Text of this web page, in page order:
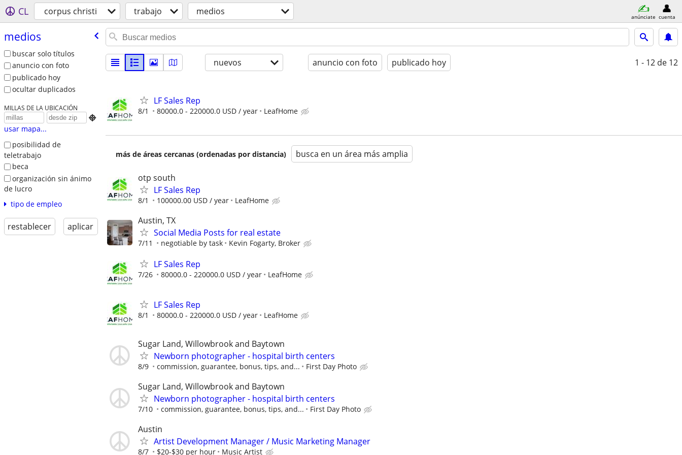
CL corpus christi trabajo medios anúnciate cuenta
medios
buscar solo títulos
anuncio con foto
publicado hoy
ocultar duplicados
MILLAS DE LA UBICACIÓN

usar mapa...
posibilidad de
teletrabajo
beca
organización sin ánimo
de lucro
tipo de empleo
restablecer aplicar
nuevos anuncio con foto publicado hoy 1 - 12 de 12
LF Sales Rep
8/1 80000.0 - 220000.0 USD / year LeafHome
más de áreas cercanas (ordenadas por distancia) busca en un área más amplia
otp south
LF Sales Rep
8/1 100000.00 USD / year LeafHome
Austin, TX
Social Media Posts for real estate
7/11 negotiable by task Kevin Fogarty, Broker
LF Sales Rep
7/26 80000.0 - 220000.0 USD / year LeafHome
LF Sales Rep
8/1 80000.0 - 220000.0 USD / year LeafHome
Sugar Land, Willowbrook and Baytown
Newborn photographer - hospital birth centers
8/9 commission, guarantee, bonus, tips, and... First Day Photo
Sugar Land, Willowbrook and Baytown
Newborn photographer - hospital birth centers
7/10 commission, guarantee, bonus, tips, and... First Day Photo
Austin
Artist Development Manager / Music Marketing Manager
8/7 $20-$30 per hour Music Artist